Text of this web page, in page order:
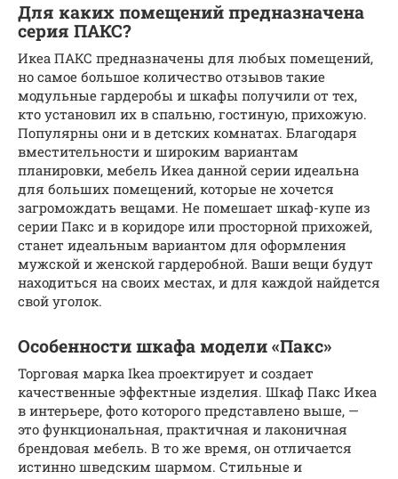
Для каких помещений предназначена
серия ПАКС?
Икеа ПАКС предназначены для любых помещений,
но самое большое количество отзывов такие
модульные гардеробы и шкафы получили от тех,
кто установил их в спальню, гостиную, прихожую.
Популярны они и в детских комнатах. Благодаря
вместительности и широким вариантам
планировки, мебель Икеа данной серии идеальна
для больших помещений, которые не хочется
загромождать вещами. Не помешает шкаф-купе из
серии Пакс и в коридоре или просторной прихожей,
станет идеальным вариантом для оформления
мужской и женской гардеробной. Ваши вещи будут
находиться на своих местах, и для каждой найдется
свой уголок.
Особенности шкафа модели «Пакс»
Торговая марка Ikea проектирует и создает
качественные эффектные изделия. Шкаф Пакс Икеа
в интерьере, фото которого представлено выше, —
это функциональная, практичная и лаконичная
брендовая мебель. В то же время, он отличается
истинно шведским шармом. Стильные и